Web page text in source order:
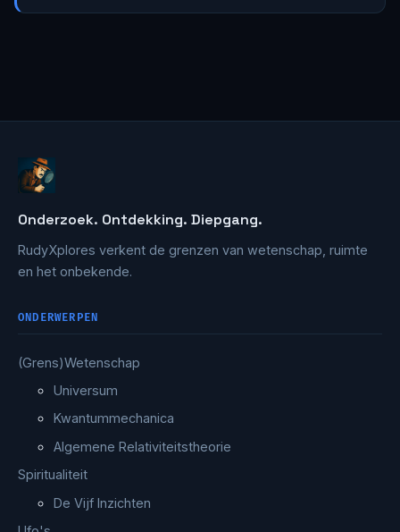
Onderzoek. Ontdekking. Diepgang.
RudyXplores verkent de grenzen van wetenschap, ruimte
en het onbekende.
ONDERWERPEN
(Grens)Wetenschap
Universum
Kwantummechanica
Algemene Relativiteitstheorie
Spiritualiteit
De Vijf Inzichten